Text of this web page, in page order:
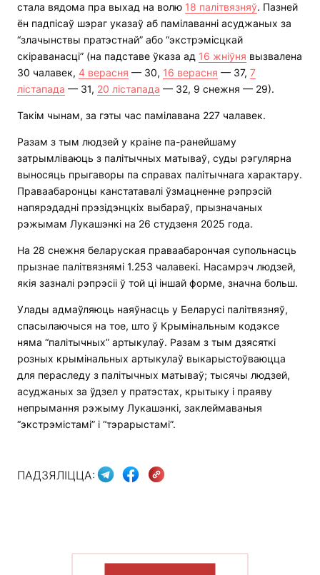
стала вядома пра выхад на волю 18 палітвязняў. Пазней
ён падпісаў шэраг указаў аб памілаванні асуджаных за
“злачынствы пратэстнай” або “экстрэмісцкай
скіраванасці” (на падставе ўказа ад 16 жніўня вызвалена
30 чалавек, 4 верасня — 30, 16 верасня — 37, 7
лістапада — 31, 20 лістапада — 32, 9 снежня — 29).
Такім чынам, за гэты час памілавана 227 чалавек.
Разам з тым людзей у краіне па-ранейшаму
затрымліваюць з палітычных матываў, суды рэгулярна
выносяць прыгаворы па справах палітычнага характару.
Праваабаронцы канстатавалі ўзмацненне рэпрэсій
напярэдадні прэзідэнцкіх выбараў, прызначаных
рэжымам Лукашэнкі на 26 студзеня 2025 года.
На 28 снежня беларуская праваабарончая супольнасць
прызнае палітвязнямі 1.253 чалавекі. Насамрэч людзей,
якія зазналі рэпрэсіі ў той ці іншай форме, значна больш.
Улады адмаўляюць наяўнасць у Беларусі палітвязняў,
спасылаючыся на тое, што ў Крымінальным кодэксе
няма “палітычных” артыкулаў. Разам з тым дзясяткі
розных крымінальных артыкулаў выкарыстоўваюцца
для пераследу з палітычных матываў; тысячы людзей,
асуджаных за ўдзел у пратэстах, крытыку і праяву
непрымання рэжыму Лукашэнкі, заклеймаваныя
“экстрэмістамі” і “тэрарыстамі”.
ПАДЗЯЛІЦЦА: